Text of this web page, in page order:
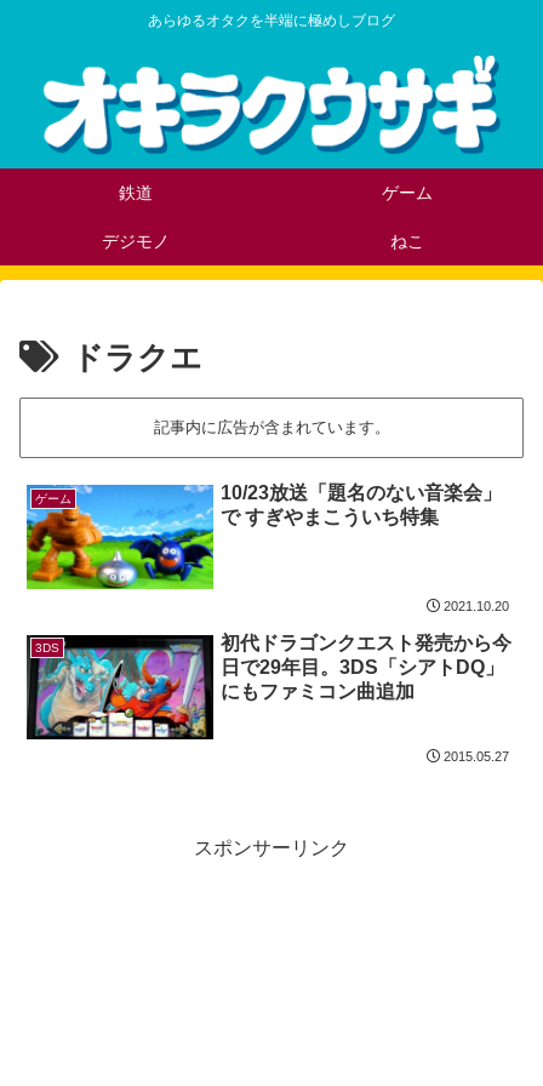
あらゆるオタクを半端に極めしブログ
鉄道 ゲーム
デジモノ ねこ
ドラクエ
記事内に広告が含まれています。
ゲーム
10/23放送「題名のない音楽会」
で すぎやまこういち特集
2021.10.20
3DS
初代ドラゴンクエスト発売から今
日で29年目。3DS「シアトDQ」
にもファミコン曲追加
2015.05.27
スポンサーリンク